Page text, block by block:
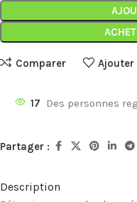
Comparer Ajouter
17 Des personnes
Partager :
Description